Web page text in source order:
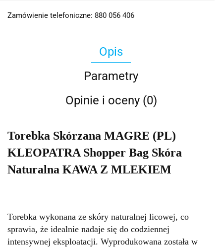
Zamówienie telefoniczne: 880 056 406
Opis
Parametry
Opinie i oceny (0)
Torebka Skórzana MAGRE (PL)
KLEOPATRA Shopper Bag Skóra
Naturalna KAWA Z MLEKIEM
Torebka wykonana ze skóry naturalnej licowej, co
sprawia, że idealnie nadaje się do codziennej
intensywnej eksploatacji. Wyprodukowana została w